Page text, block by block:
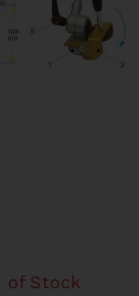
of Stock